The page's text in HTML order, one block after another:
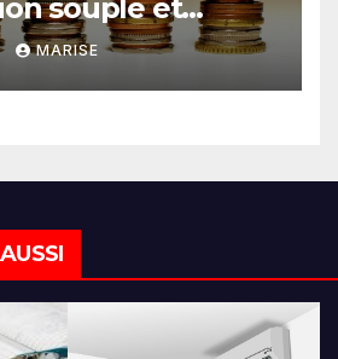
souple et
votre trésorerie
MARISE